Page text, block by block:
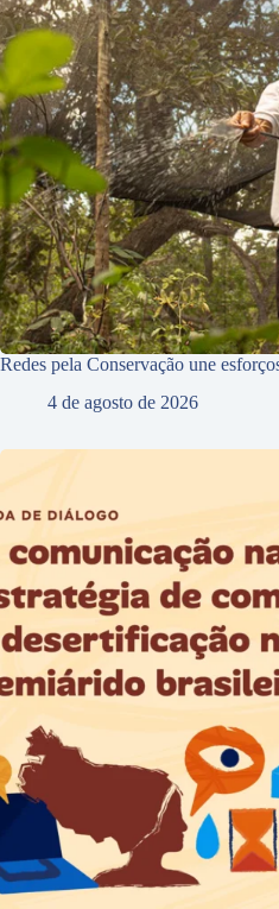
Redes pela Conservação une
4 de agosto de 2026